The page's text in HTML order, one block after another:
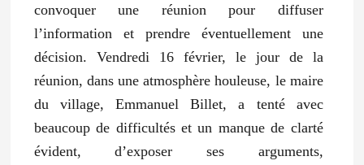
convoquer une réunion pour diffuser
l’information et prendre éventuellement une
décision. Vendredi 16 février, le jour de la
réunion, dans une atmosphère houleuse, le maire
du village, Emmanuel Billet, a tenté avec
beaucoup de difficultés et un manque de clarté
évident, d’exposer ses arguments,